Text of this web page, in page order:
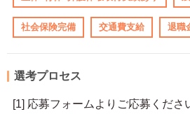
社会保険完備 交通費支給 退職
選考プロセス
[1] 応募フォームよりご応募くださ